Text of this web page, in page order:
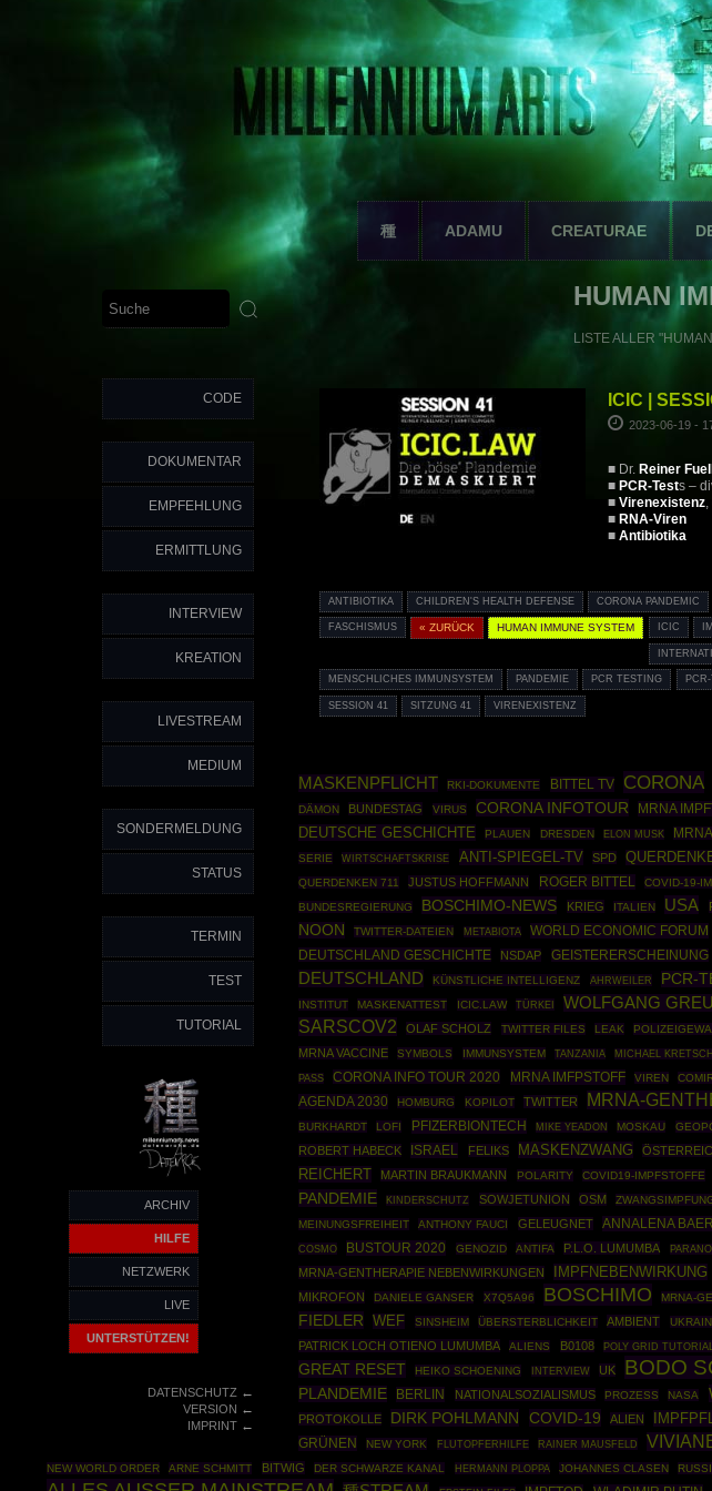
種 ADAMU CREATURAE
CODE
DOKUMENTAR
EMPFEHLUNG
ERMITTLUNG
INTERVIEW
KREATION
LIVESTREAM
MEDIUM
SONDERMELDUNG
STATUS
TERMIN
TEST
TUTORIAL
ARCHIV
HILFE
NETZWERK
LIVE
UNTERSTÜTZEN!
DATENSCHUTZ←
VERSION ←
IMPRINT←
HUMAN
LISTE ALLER
ICIC |
2023-06-19 -
■ Dr. Reiner
■ PCR-Tests –
■ Virenexistenz,
■ RNA-Viren
■ Antibiotika
ANTIBIOTIKA CHILDREN'S HEALTH DEFENSE CORONA PANDEMIC
FASCHISMUS « ZURÜCK HUMAN IMMUNE SYSTEM ICIC
MENSCHLICHES IMMUNSYSTEM PANDEMIE PCR TESTING
SESSION 41 SITZUNG 41 VIRENEXISTENZ
MASKENPFLICHT RKI-DOKUMENTE BITTEL TV CORONA
DÄMON
BUNDESTAG VIRUS CORONA INFOTOUR MRNA
DEUTSCHE GESCHICHTE PLAUEN DRESDEN ELON MUSK
SERIE WIRTSCHAFTSKRISE ANTI-SPIEGEL-TV SPD
QUERDENKEN 711
JUSTUS HOFFMANN ROGER BITTEL COVID-19-
BUNDESREGIERUNG BOSCHIMO-NEWS KRIEG ITALIEN USA
NOON
TWITTER-DATEIEN METABIOTA WORLD ECONOMIC FORUM
DEUTSCHLAND GESCHICHTE NSDAP GEISTERERSCHEINUNG
DEUTSCHLAND KÜNSTLICHE INTELLIGENZ AHRWEILER PCR-
INSTITUT
MASKENATTEST ICIC.LAW TÜRKEI WOLFGANG
SARSCOV2 OLAF SCHOLZ TWITTER FILES LEAK
MRNA VACCINE SYMBOLS IMMUNSYSTEM TANZANIA MICHAEL
PASS CORONA INFO TOUR 2020 MRNA IMFPSTOFF VIREN
AGENDA 2030 HOMBURG KOPILOT TWITTER MRNA-
BURKHARDT
LOFI PFIZERBIONTECH MIKE YEADON MOSKAU
ROBERT HABECK ISRAEL FELIKS MASKENZWANG
REICHERT
MARTIN BRAUKMANN POLARITY COVID19-IMPFSTOFFE
PANDEMIE KINDERSCHUTZ SOWJETUNION OSM
MEINUNGSFREIHEIT ANTHONY FAUCI GELEUGNET ANNALENA
COSMO BUSTOUR 2020 GENOZID ANTIFA P.L.O. LUMUMBA
MRNA-GENTHERAPIE NEBENWIRKUNGEN IMPFNEBENWIRKUNG
MIKROFON
DANIELE GANSER X7Q5A96 BOSCHIMO MRNA-
FIEDLER
WEF SINSHEIM ÜBERSTERBLICHKEIT AMBIENT
PATRICK LOCH OTIENO LUMUMBA
ALIENS B0108 POLY GRID TUTORIAL
GREAT RESET HEIKO SCHOENING INTERVIEW UK BODO
PLANDEMIE
BERLIN NATIONALSOZIALISMUS PROZESS NASA
PROTOKOLLE
DIRK POHLMANN COVID-19 ALIEN
GRÜNEN
NEW YORK FLUTOPFERHILFE RAINER MAUSFELD
NEW WORLD ORDER
ARNE SCHMITT BITWIG DER SCHWARZE KANAL HERMANN PLOPPA JOHANNES CLASEN